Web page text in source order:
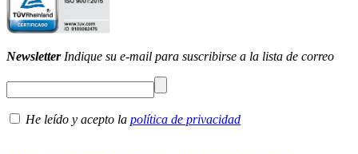
NewsletterIndique su e-mail para suscribirse a la lista de correo
He leído y acepto la política de privacidad